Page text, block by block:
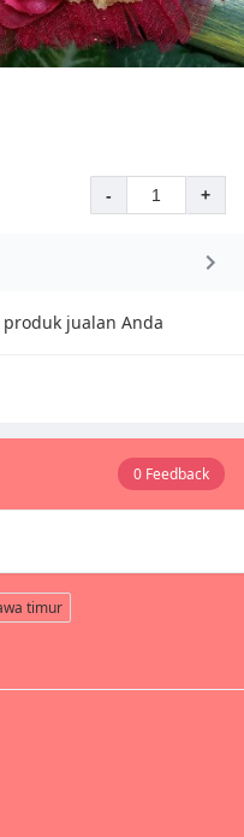
- +
jualan Anda
0 Feedback
timur